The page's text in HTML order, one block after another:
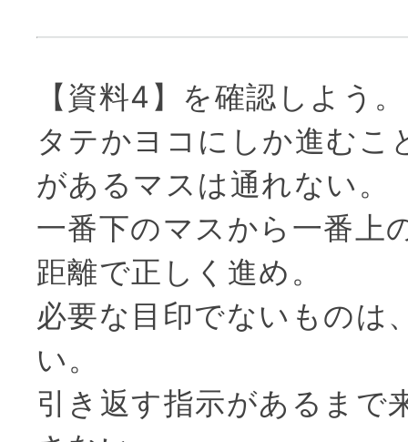
【資料4】を確認しよう。
タテかヨコにしか進むこ
があるマスは通れない。
一番下のマスから一番上
距離で正しく進め。
必要な目印でないものは
い。
引き返す指示があるまで